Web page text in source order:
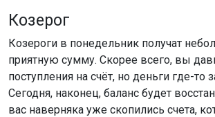
Козерог
Козероги в понедельник получат
приятную сумму. Скорее всего, вы
поступления на счёт, но деньги где-то
Сегодня, наконец, баланс будет
вас наверняка уже скопились счета,